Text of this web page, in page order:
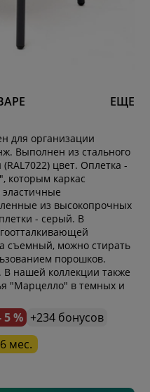
ЕЩЕ
для организации
Выполнен из стального
цвет. Оплетка -
которым каркас
эластичные
из высокопрочных
- серый. В
съемный, можно стирать
порошков.
В нашей коллекции также
"Марцелло" в темных и
5 % +234 бонусов
мес.